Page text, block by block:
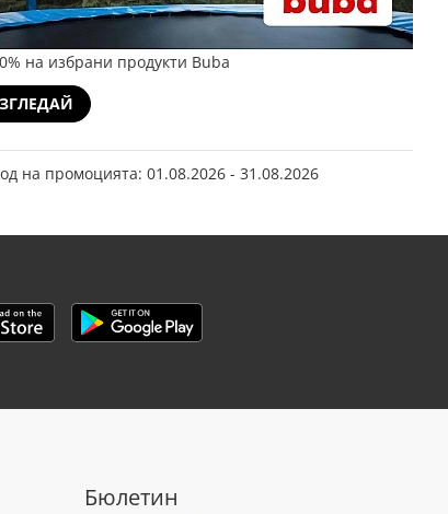
на избрани продукти Buba
на промоцията: 01.08.2026 - 31.08.2026
Бюлетин